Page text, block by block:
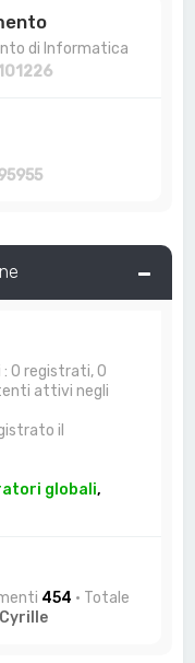
di Informatica
0 registrati, 0
attivi negli
il
globali,
454 • Totale